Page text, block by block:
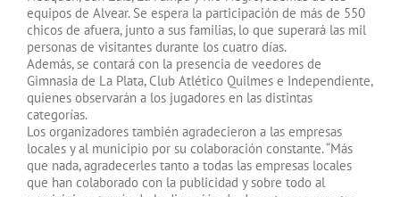
equipos de Alvear. Se espera la participación de más de 550
chicos de afuera, junto a sus familias, lo que superará las mil
personas de visitantes durante los cuatro días.
Además, se contará con la presencia de veedores de
Gimnasia de La Plata, Club Atlético Quilmes e Independiente,
quienes observarán a los jugadores en las distintas
categorías.
Los organizadores también agradecieron a las empresas
locales y al municipio por su colaboración constante. “Más
que nada, agradecerles tanto a todas las empresas locales
que han colaborado con la publicidad y sobre todo al